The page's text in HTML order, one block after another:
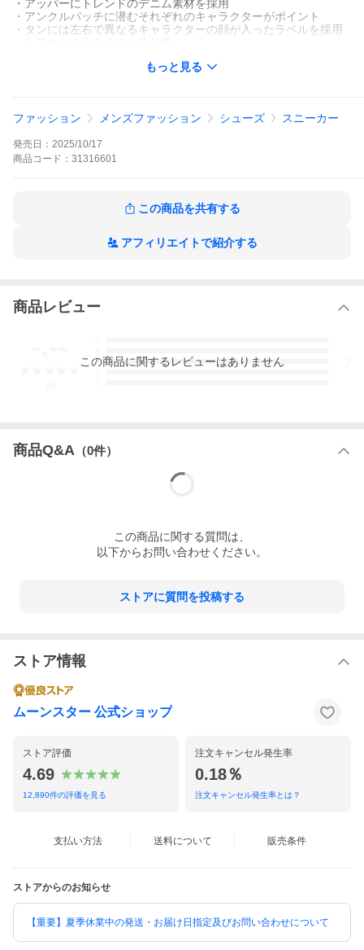
・アッパーにトレンドのデニム素材を採用
・アンクルパッチに潜むそれぞれのキャラクターがポイント
・タンには左右で異なるキャラクターの顔が入ったラベルを採用
・キャラクターとオールスターが組み合わさった描きおろしのイ
(素材：底材) ラバー
(サイズ) 22.0cm/US3 22.5cm/US3.5 23.0cm/US4 23.5cm/US4.5 2
4.0cm/US5 24.5cm/US5.5 25.0cm/US6
ぱんちゅうさぎ んぽちゃむ ハイカット シューズ 靴
い底材です。
※写真の色と実際の商品の色は多少異なる場合がございます。
※商品画像はメーカーサンプル品の画像です。
ださい。
※ご注文画面にてご注文を確定後は、ご注文内容の取消・変更・追加を承ることがで
きません。あらかじめご了承下さい。
※2回以上に分けてご注文いただいた場合、同梱（ひとつの配送にまとめて出荷）対
応を承ることができません。あらかじめご了承下さい。
バリエーション
もっと見る
ファッション メンズファッション シューズ スニーカー
発売日： 2025/10/17
商品 コード： 31316601
この商品を共有する
アフィリエイトで紹介する
商品レビュー
3
この商品に関するレビューはありません
商品Q&A （0件）
この商品に関する質問は、
以下からお問い合わせください。
ストアに質問を投稿する
ストア情報
ムーンスター 公式ショップ
ストア評価
4.69
12,890件の評価を見る
注文キャンセル発生率
0.18％
注文キャンセル発生率とは？
支払い方法 送料について 販売条件
ストアからのお知らせ
【重要】夏季休業中の発送・お届け日指定及びお問い合わせについて